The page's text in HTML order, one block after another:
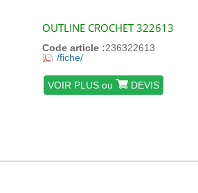
OUTLINE CROCHET 322613
Code article :236322613
/fiche/
VOIR PLUS ou DEVIS